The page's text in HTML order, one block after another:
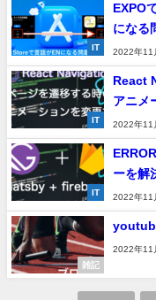
IT
EXPO
になる
2022年11
IT
React
アニメ
2022年11
IT
ーを解
2022年11
雑記
2022年11